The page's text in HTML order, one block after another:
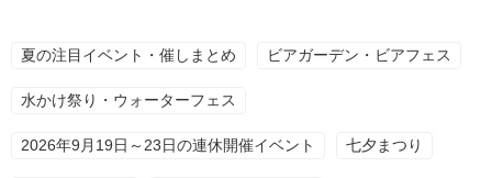
夏の注目イベント・催しまとめ ビアガーデン・ビアフェス
水かけ祭り・ウォーターフェス
2026年9月19日～23日の連休開催イベント 七夕まつり